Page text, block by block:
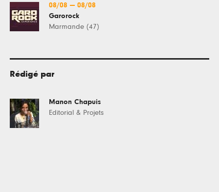
08/08 — 08/08
Garorock
Marmande (47)
Rédigé par
Manon Chapuis
Editorial & Projets